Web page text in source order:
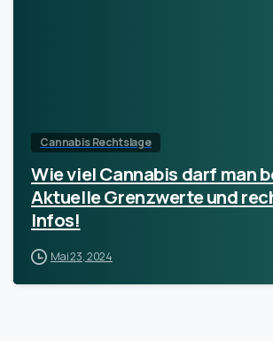
Cannabis Rechtslage
Wie viel Cannabis darf man
Aktuelle Grenzwerte und
Infos!
Mai 23, 2024